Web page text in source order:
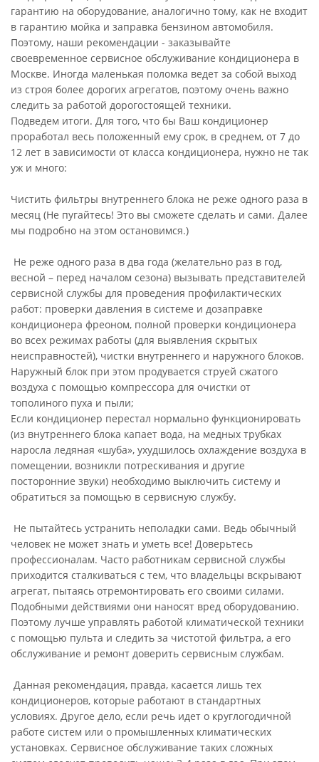
гарантию на оборудование, аналогично тому, как не входит
в гарантию мойка и заправка бензином автомобиля.
Поэтому, наши рекомендации - заказывайте
своевременное сервисное обслуживание кондиционера в
Москве. Иногда маленькая поломка ведет за собой выход
из строя более дорогих агрегатов, поэтому очень важно
следить за работой дорогостоящей техники.
Подведем итоги. Для того, что бы Ваш кондиционер
проработал весь положенный ему срок, в среднем, от 7 до
12 лет в зависимости от класса кондиционера, нужно не так
уж и много:
Чистить фильтры внутреннего блока не реже одного раза в
месяц (Не пугайтесь! Это вы сможете сделать и сами. Далее
мы подробно на этом остановимся.)
Не реже одного раза в два года (желательно раз в год,
весной – перед началом сезона) вызывать представителей
сервисной службы для проведения профилактических
работ: проверки давления в системе и дозаправке
кондиционера фреоном, полной проверки кондиционера
во всех режимах работы (для выявления скрытых
неисправностей), чистки внутреннего и наружного блоков.
Наружный блок при этом продувается струей сжатого
воздуха с помощью компрессора для очистки от
тополиного пуха и пыли;
Если кондиционер перестал нормально функционировать
(из внутреннего блока капает вода, на медных трубках
наросла ледяная «шуба», ухудшилось охлаждение воздуха в
помещении, возникли потрескивания и другие
посторонние звуки) необходимо выключить систему и
обратиться за помощью в сервисную службу.
Не пытайтесь устранить неполадки сами. Ведь обычный
человек не может знать и уметь все! Доверьтесь
профессионалам. Часто работникам сервисной службы
приходится сталкиваться с тем, что владельцы вскрывают
агрегат, пытаясь отремонтировать его своими силами.
Подобными действиями они наносят вред оборудованию.
Поэтому лучше управлять работой климатической техники
с помощью пульта и следить за чистотой фильтра, а его
обслуживание и ремонт доверить сервисным службам.
Данная рекомендация, правда, касается лишь тех
кондиционеров, которые работают в стандартных
условиях. Другое дело, если речь идет о круглогодичной
работе систем или о промышленных климатических
установках. Сервисное обслуживание таких сложных